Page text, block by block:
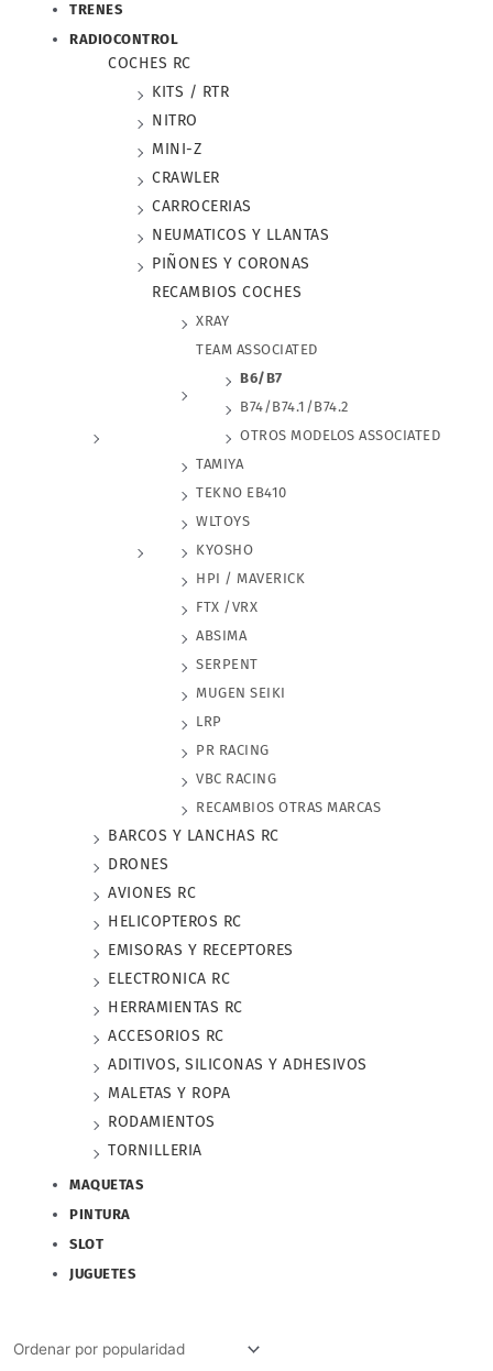
TRENES
RADIOCONTROL
COCHES RC
KITS / RTR
NITRO
MINI-Z
CRAWLER
CARROCERIAS
NEUMATICOS Y LLANTAS
PIÑONES Y CORONAS
RECAMBIOS COCHES
XRAY
TEAM ASSOCIATED
B6/B7
B74/B74.1/B74.2
OTROS MODELOS ASSOCIATED
TAMIYA
TEKNO EB410
WLTOYS
KYOSHO
HPI / MAVERICK
FTX /VRX
ABSIMA
SERPENT
MUGEN SEIKI
LRP
PR RACING
VBC RACING
RECAMBIOS OTRAS MARCAS
BARCOS Y LANCHAS RC
DRONES
AVIONES RC
HELICOPTEROS RC
EMISORAS Y RECEPTORES
ELECTRONICA RC
HERRAMIENTAS RC
ACCESORIOS RC
ADITIVOS, SILICONAS Y ADHESIVOS
MALETAS Y ROPA
RODAMIENTOS
TORNILLERIA
MAQUETAS
PINTURA
SLOT
JUGUETES